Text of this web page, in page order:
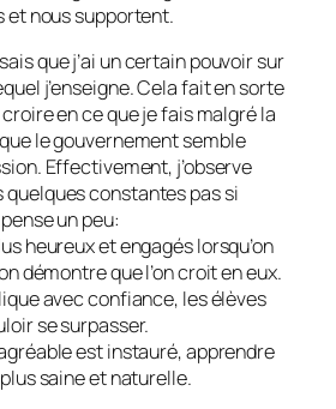
et nous supportent.
que j’ai un certain pouvoir sur
j’enseigne. Cela fait en sorte
en ce que je fais malgré la
le gouvernement semble
Effectivement, j’observe
quelques constantes pas si
un peu:
heureux et engagés lorsqu’on
démontre que l’on croit en eux.
avec confiance, les élèves
se surpasser.
est instauré, apprendre
saine et naturelle.